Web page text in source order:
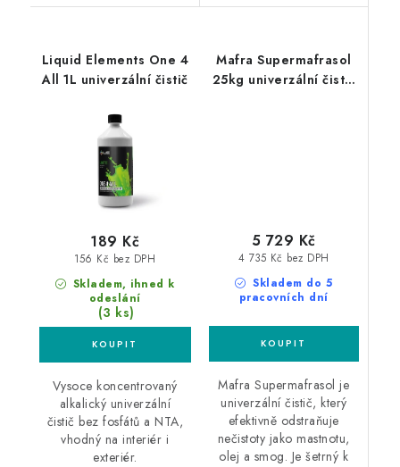
Liquid Elements One 4
All 1L univerzální čistič
Skladem, ihned k
odeslání
(3 ks)
156 Kč bez DPH
189 Kč
Vysoce koncentrovaný
alkalický univerzální
čistič bez fosfátů a NTA,
vhodný na interiér i
exteriér.
Mafra Supermafrasol
25kg univerzální čistič
Skladem do 5
pracovních dní
4 735 Kč bez DPH
5 729 Kč
Mafra Supermafrasol je
univerzální čistič, který
efektivně odstraňuje
nečistoty jako mastnotu,
olej a smog. Je šetrný k